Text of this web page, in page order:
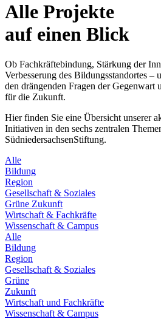
Alle Projekte
auf einen Blick
Ob Fachkräftebindung, Stärkung der
Verbesserung des Bildungsstandortes –
den drängenden Fragen der Gegenwart
für die Zukunft.
Hier finden Sie eine Übersicht unserer
Initiativen in den sechs zentralen
SüdniedersachsenStiftung.
Alle
Bildung
Region
Gesellschaft & Soziales
Grüne Zukunft
Wirtschaft & Fachkräfte
Wissenschaft & Campus
Alle
Bildung
Region
Gesellschaft & Soziales
Grüne
Zukunft
Wirtschaft und Fachkräfte
Wissenschaft & Campus